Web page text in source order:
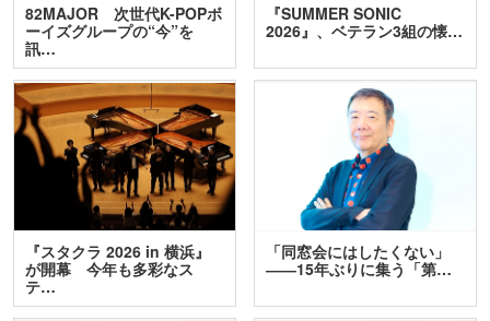
82MAJOR 次世代K-POPボ
ーイズグループの“今”を
訊…
『SUMMER SONIC
2026』、ベテラン3組の懐…
『スタクラ 2026 in 横浜』
が開幕 今年も多彩なス
テ…
「同窓会にはしたくない」
――15年ぶりに集う「第…